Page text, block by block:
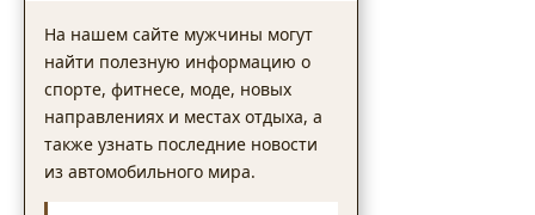
На нашем сайте мужчины могут
найти полезную информацию о
спорте, фитнесе, моде, новых
направлениях и местах отдыха, а
также узнать последние новости
из автомобильного мира.